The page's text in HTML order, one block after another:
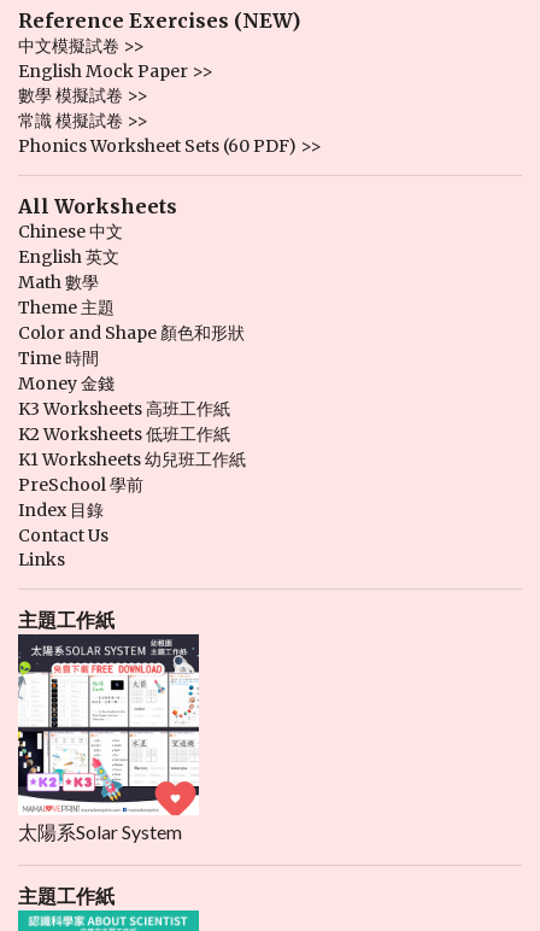
Reference Exercises (NEW)
中文模擬試卷 >>
English Mock Paper >>
數學 模擬試卷 >>
常識 模擬試卷 >>
Phonics Worksheet Sets (60 PDF) >>
All Worksheets
Chinese 中文
English 英文
Math 數學
Theme 主題
Color and Shape 顏色和形狀
Time 時間
Money 金錢
K3 Worksheets 高班工作紙
K2 Worksheets 低班工作紙
K1 Worksheets 幼兒班工作紙
PreSchool 學前
Index 目錄
Contact Us
Links
主題工作紙
太陽系Solar System
主題工作紙